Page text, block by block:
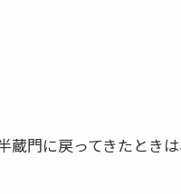
門に戻ってきたとき